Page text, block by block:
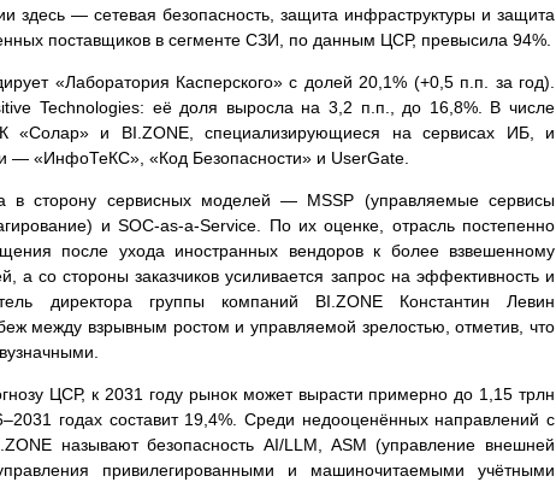
здесь — сетевая безопасность, защита инфраструктуры и защита
поставщиков в сегменте СЗИ, по данным ЦСР, превысила 94%.
«Лаборатория Касперского» с долей 20,1% (+0,5 п.п. за год).
Technologies: её доля выросла на 3,2 п.п., до 16,8%. В числе
«Солар» и BI.ZONE, специализирующиеся на сервисах ИБ, и
— «ИнфоТеКС», «Код Безопасности» и UserGate.
в сторону сервисных моделей — MSSP (управляемые сервисы
и SOC-as-a-Service. По их оценке, отрасль постепенно
после ухода иностранных вендоров к более взвешенному
а со стороны заказчиков усиливается запрос на эффективность и
директора группы компаний BI.ZONE Константин Левин
между взрывным ростом и управляемой зрелостью, отметив, что
ЦСР, к 2031 году рынок может вырасти примерно до 1,15 трлн
годах составит 19,4%. Среди недооценённых направлений с
называют безопасность AI/LLM, ASM (управление внешней
привилегированными и машиночитаемыми учётными